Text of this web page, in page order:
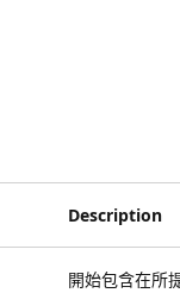
Description
開始包含在所